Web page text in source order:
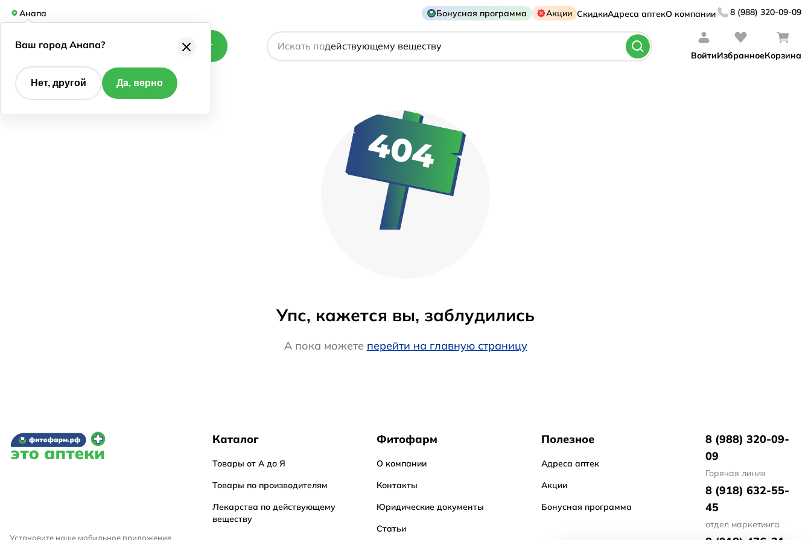
Анапа Бонусная программа Акции СкидкиАдреса аптекО компании 8 (988) 320-09-09
Каталог Искать по
названию препарата
действующему веществу
ВойтиИзбранноеКорзина
Упс, кажется вы, заблудились
А пока можете перейти на главную страницу
Установите наше мобильное приложение
Каталог
Товары от А до Я
Товары по производителям
Лекарства по действующему
веществу
Фитофарм
О компании
Контакты
Юридические документы
Статьи
Полезное
Адреса аптек
Акции
Бонусная программа
8 (988) 320-09-
09
Горячая линия
8 (918) 632-55-
45
отдел маркетинга
Ваш город Анапа?
Нет, другой Да, верно